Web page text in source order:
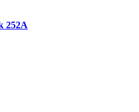
252A